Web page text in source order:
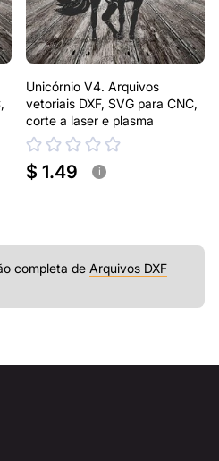
Unicórnio V4. Arquivos
vetoriais DXF, SVG para CNC,
corte a laser e plasma
$ 1.49 i
completa de Arquivos DXF